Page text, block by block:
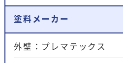
塗料メーカー
外壁：プレマテックス